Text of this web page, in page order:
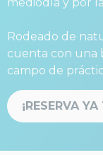
Rodeado de
cuenta con una
campo de
¡RESERVA